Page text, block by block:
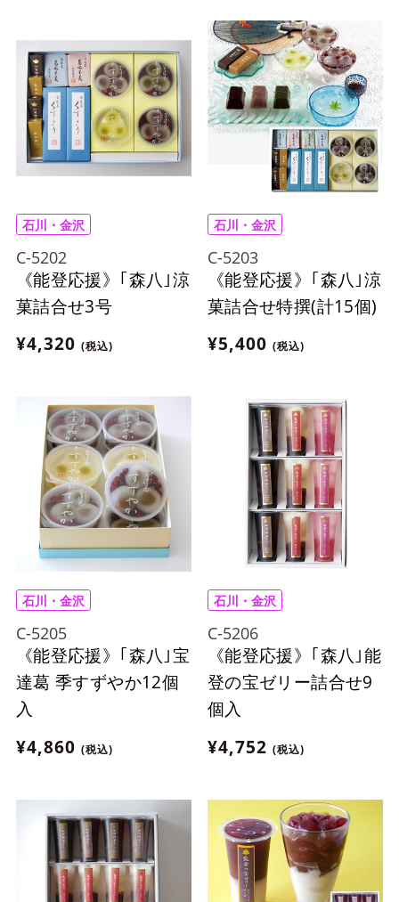
石川・金沢
C-5202
《能登応援》｢森八｣涼
菓詰合せ3号
¥4,320 (税込)
石川・金沢
C-5203
《能登応援》｢森八｣涼
菓詰合せ特撰(計15個)
¥5,400 (税込)
石川・金沢
C-5205
《能登応援》｢森八｣宝
達葛 季すずやか12個
入
¥4,860 (税込)
石川・金沢
C-5206
《能登応援》｢森八｣能
登の宝ゼリー詰合せ9
個入
¥4,752 (税込)